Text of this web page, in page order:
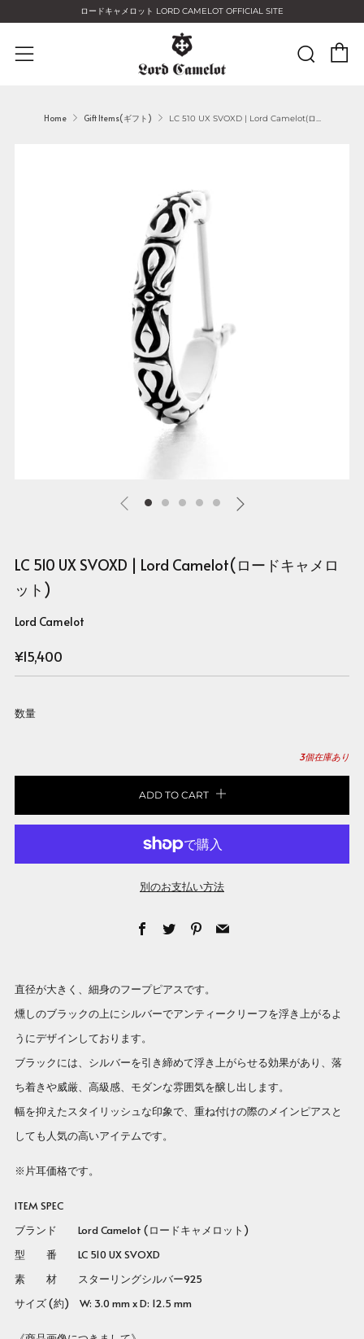
ロードキャメロット LORD CAMELOT OFFICIAL SITE
Menu
Home Gift Items(ギフト) LC 510 UX SVOXD | Lord Camelot(ロ...
LC 510 UX SVOXD | Lord Camelot(ロードキャメロ
ット)
Lord Camelot
Regular
price
¥15,400
数量
3個在庫あり
ADD TO CART
別のお支払い方法
Facebook
TwitterPinterest
Email
直径が大きく、細身のフープピアスです。
燻しのブラックの上にシルバーでアンティークリーフを浮き上がるよ
うにデザインしております。
ブラックには、シルバーを引き締めて浮き上がらせる効果があり、落
ち着きや威厳、高級感、モダンな雰囲気を醸し出します。
幅を抑えたスタイリッシュな印象で、重ね付けの際のメインピアスと
しても人気の高いアイテムです。
※片耳価格です。
ITEM SPEC
ブランド Lord Camelot (ロードキャメロット)
型 番 LC 510 UX SVOXD
素 材 スターリングシルバー925
サイズ (約) W: 3.0 mm x D: 12.5 mm